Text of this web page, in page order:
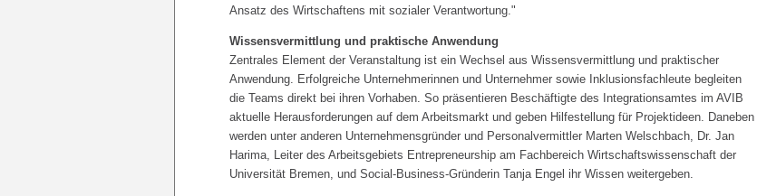
Ansatz des Wirtschaftens mit sozialer Verantwortung."
Wissensvermittlung und praktische Anwendung
Zentrales Element der Veranstaltung ist ein Wechsel aus Wissensvermittlung und praktischer
Anwendung. Erfolgreiche Unternehmerinnen und Unternehmer sowie Inklusionsfachleute begleiten
die Teams direkt bei ihren Vorhaben. So präsentieren Beschäftigte des Integrationsamtes im AVIB
aktuelle Herausforderungen auf dem Arbeitsmarkt und geben Hilfestellung für Projektideen. Daneben
werden unter anderen Unternehmensgründer und Personalvermittler Marten Welschbach, Dr. Jan
Harima, Leiter des Arbeitsgebiets Entrepreneurship am Fachbereich Wirtschaftswissenschaft der
Universität Bremen, und Social-Business-Gründerin Tanja Engel ihr Wissen weitergeben.